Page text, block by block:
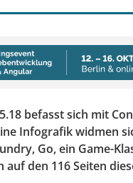
befasst sich mit
Infografik widmen
Go, ein Game-
den 116 Seiten